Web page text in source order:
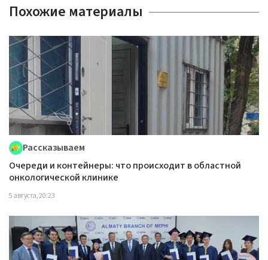
Похожие материалы
Рассказываем
Очереди и контейнеры: что происходит в областной
онкологической клинике
5 августа, 20:23